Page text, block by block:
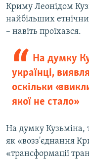
Криму Леонідом
найбільших
– навіть проїхався.
На думку
українці,
оскільки
якої не стало»
На думку Кузьміна,
як «возз'єднання
«трансформації